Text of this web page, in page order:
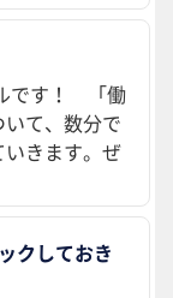
です！ 「働
て、数分で
きます。ぜ
クしておき